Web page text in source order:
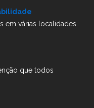
em várias localidades.
que todos